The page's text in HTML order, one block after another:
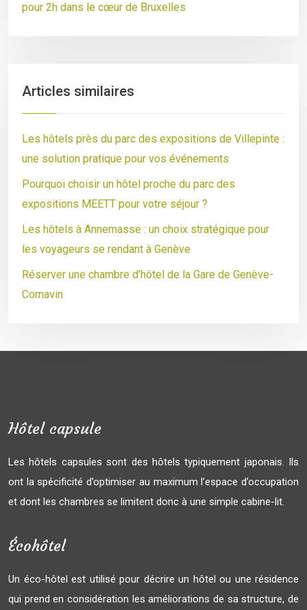
pour 2h dans le cœur de Bruxelles
Articles similaires
Les hôtels près du parc des expositions de Villepinte :
une solution pratique pour vos événements
Pourquoi choisir un hôtel proche du parc des
expositions MEETT pour votre séjour ?
Les hôtels à Annemasse : un choix stratégique pour
les voyageurs se rendant à Genève
Réserver une chambre d’hôtel de la Gare de Genève-
Cornavin
Hôtel capsule
Les hôtels capsules sont des hôtels typiquement japonais. Ils
ont la spécificité d’optimiser au maximum l’espace d’occupation
et dont les chambres se limitent donc à une simple cabine-lit.
Écohôtel
Un éco-hôtel est utilisé pour décrire un hôtel ou une résidence
qui prend en considération les améliorations de sa structure, de